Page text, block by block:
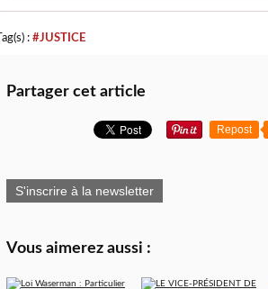
Tag(s) : #JUSTICE
Partager cet article
Repost
S'inscrire à la newsletter
Vous aimerez aussi :